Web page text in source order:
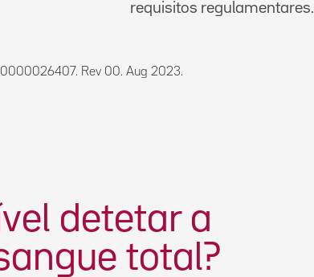
requisitos regulamentares.
Rev 00. Aug 2023.
detetar a
total?